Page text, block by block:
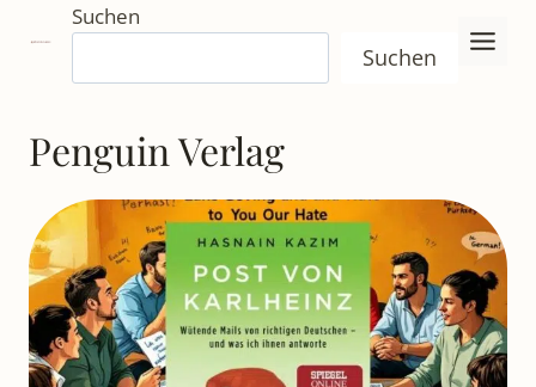
Inhalt
springen
Suchen
Suchen
Penguin Verlag